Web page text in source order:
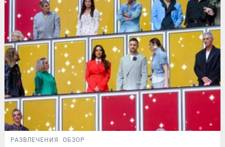
РАЗВЛЕЧЕНИЯ ОБЗОР